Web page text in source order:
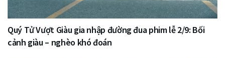
Quý Tử Vượt Giàu gia nhập đường đua phim lễ 2/9: Bối
cảnh giàu – nghèo khó đoán